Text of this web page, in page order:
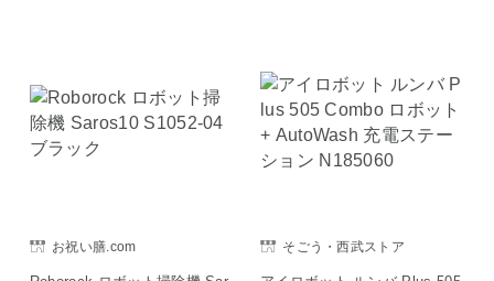
お祝い膳.com そごう・西武ストア